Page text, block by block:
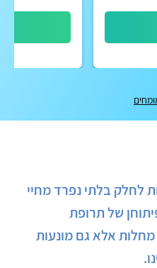
לחלק בלתי נפרד מחיי
של תרופת
אלא גם מונעות